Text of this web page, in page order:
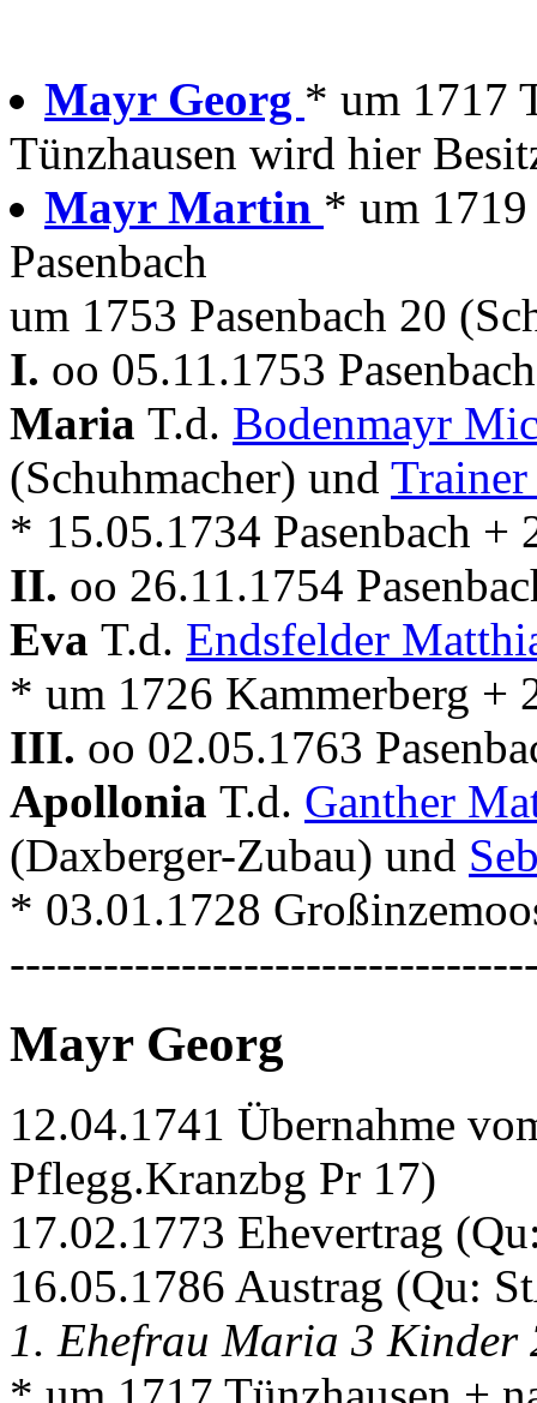
Mayr Georg * um 1717
Tünzhausen wird hier
Mayr Martin * um 1719
Pasenbach
um 1753 Pasenbach 20
I. oo 05.11.1753
Maria T.d. Bodenmayr
(Schuhmacher) und
* 15.05.1734 Pasenbach +
II. oo 26.11.1754
Eva T.d. Endsfelder
* um 1726 Kammerberg +
III. oo 02.05.1763
Apollonia T.d. Ganther
(Daxberger-Zubau) und
* 03.01.1728
Mayr Georg
12.04.1741 Übernahme
Pflegg.Kranzbg Pr 17)
17.02.1773 Ehevertrag
16.05.1786 Austrag (Qu:
1. Ehefrau Maria 3 Kinder